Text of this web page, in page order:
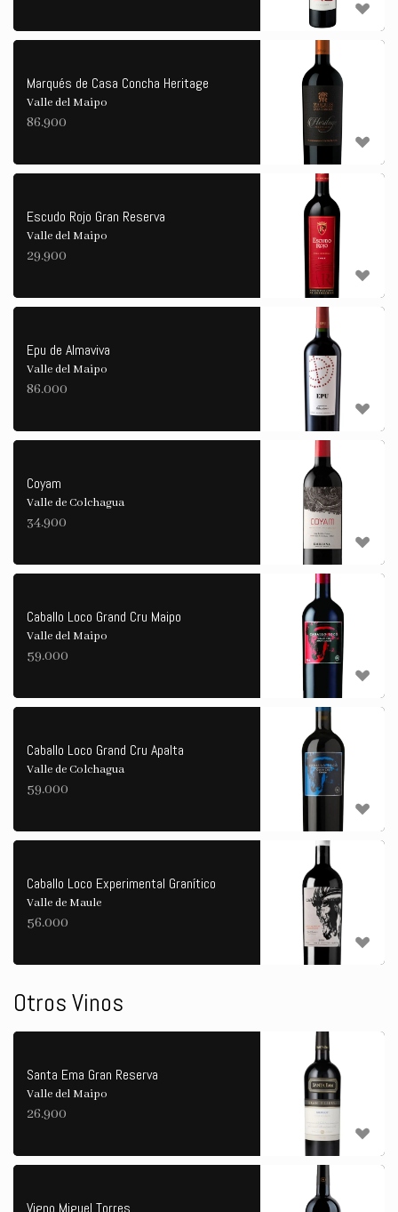
Marqués de Casa Concha Heritage
Valle del Maipo
86.900
Escudo Rojo Gran Reserva
Valle del Maipo
29.900
Epu de Almaviva
Valle del Maipo
86.000
Coyam
Valle de Colchagua
34.900
Caballo Loco Grand Cru Maipo
Valle del Maipo
59.000
Caballo Loco Grand Cru Apalta
Valle de Colchagua
59.000
Caballo Loco Experimental Granítico
Valle de Maule
56.000
Otros Vinos
Santa Ema Gran Reserva
Valle del Maipo
26.900
Vigno Miguel Torres